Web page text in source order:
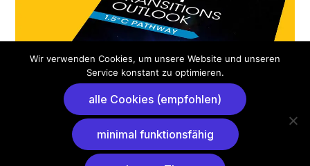
Wir verwenden Cookies, um unsere Website und unseren
Service konstant zu optimieren.
alle Cookies (empfohlen)
minimal funktionsfähig